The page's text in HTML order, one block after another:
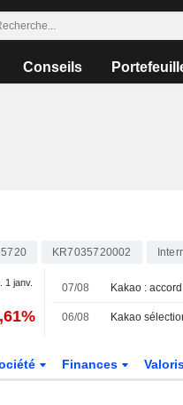
Conseils
KR7035720002
1 janv. 07/08
06/08
Finances